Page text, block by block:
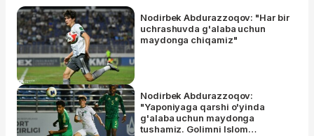
Nodirbek Abdurazzoqov: "Har bir
uchrashuvda g'alaba uchun
maydonga chiqamiz"
Nodirbek Abdurazzoqov:
"Yaponiyaga qarshi o'yinda
g'alaba uchun maydonga
tushamiz. Golimni Islom